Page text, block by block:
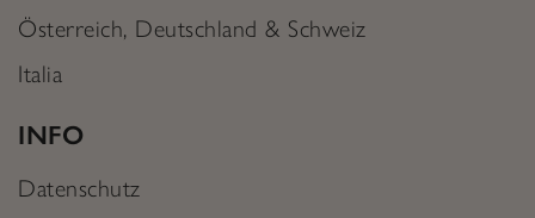
Österreich, Deutschland & Schweiz
Italia
INFO
Datenschutz